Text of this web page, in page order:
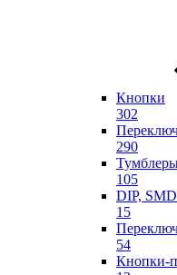
Кнопки
302
290
105
DIP,
15
54
Кнопки-